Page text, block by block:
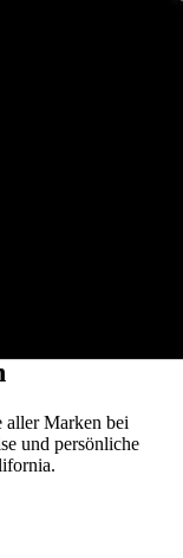
aller Marken bei
und persönliche